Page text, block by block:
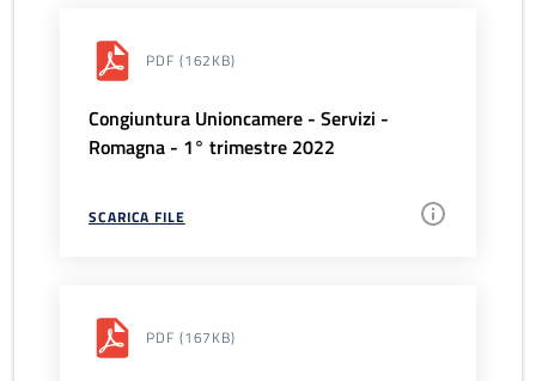
PDF (162KB)
Congiuntura Unioncamere - Servizi -
Romagna - 1° trimestre 2022
SCARICA FILE
PDF (167KB)